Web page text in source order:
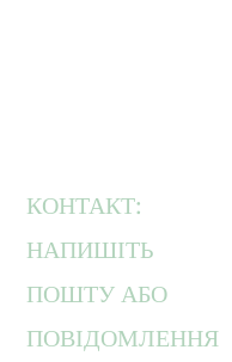
КОНТАКТ:
НАПИШІТЬ
ПОШТУ АБО
ПОВІДОМЛЕННЯ